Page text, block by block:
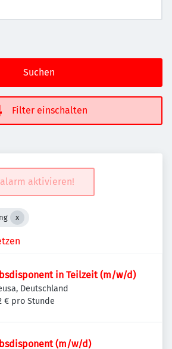
Suchen
Filter einschalten
aktivieren!
in Teilzeit (m/w/d)
Deutschland
€ pro Stunde
(m/w/d)